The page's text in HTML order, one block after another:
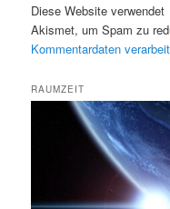
Diese Website verwendet
Akismet, um Spam zu
Kommentardaten
RAUMZEIT